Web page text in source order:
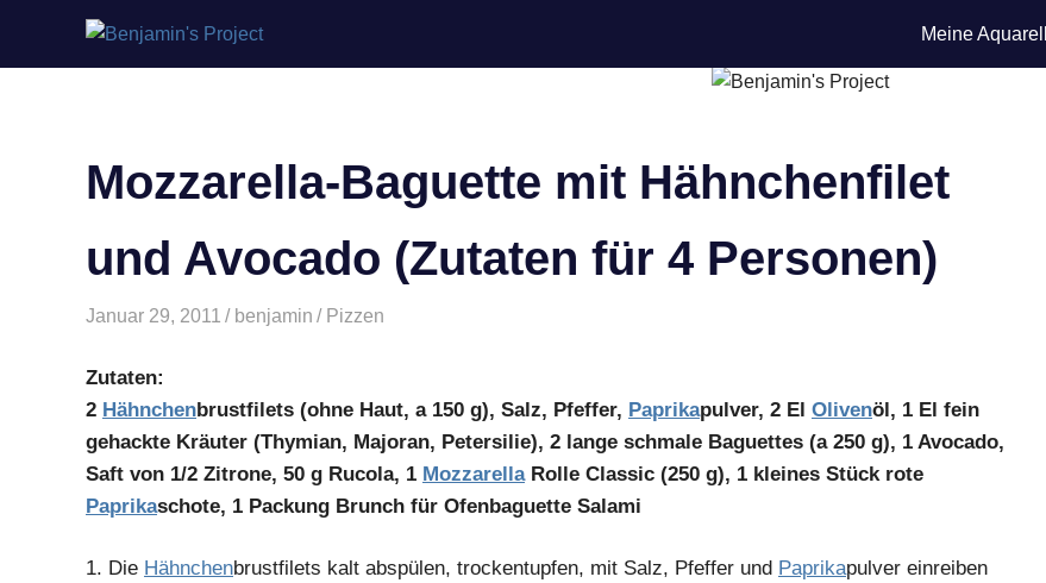
Meine
Mozzarella-Baguette mit Hähnchenfilet
und Avocado (Zutaten für 4 Personen)
Januar 29, 2011 benjamin Pizzen
Zutaten:
2 Hähnchenbrustfilets (ohne Haut, a 150 g), Salz, Pfeffer, Paprikapulver, 2 El Olivenöl, 1 El fein
gehackte Kräuter (Thymian, Majoran, Petersilie), 2 lange schmale Baguettes (a 250 g), 1 Avocado,
Saft von 1/2 Zitrone, 50 g Rucola, 1 MozzarellaRolle Classic (250 g), 1 kleines Stück rote
Paprikaschote, 1 Packung Brunch für Ofenbaguette Salami
1. Die Hähnchenbrustfilets kalt abspülen, trockentupfen, mit Salz, Pfeffer und Paprikapulver einreiben